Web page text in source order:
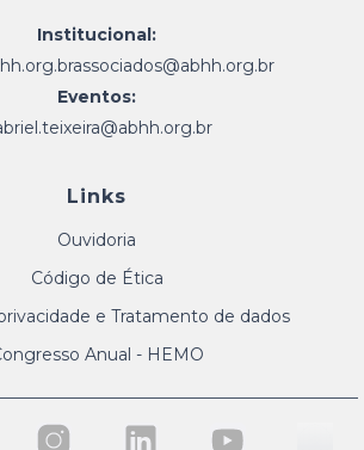
Institucional:
associados@abhh.org.br
Eventos:
Links
Ouvidoria
Código de Ética
e Tratamento de dados
Anual - HEMO